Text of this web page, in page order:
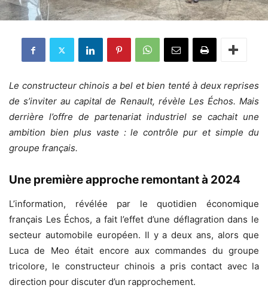
Le constructeur chinois a bel et bien tenté à deux reprises
de s’inviter au capital de Renault, révèle Les Échos. Mais
derrière l’offre de partenariat industriel se cachait une
ambition bien plus vaste : le contrôle pur et simple du
groupe français.
Une première approche remontant à 2024
L’information, révélée par le quotidien économique
français Les Échos, a fait l’effet d’une déflagration dans le
secteur automobile européen. Il y a deux ans, alors que
Luca de Meo était encore aux commandes du groupe
tricolore, le constructeur chinois a pris contact avec la
direction pour discuter d’un rapprochement.